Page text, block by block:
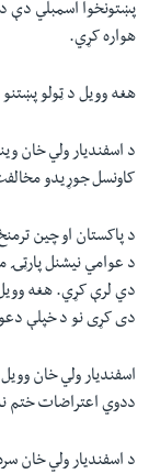
پښتونخوا اسمبلي دې
هواره کړي.
هغه وویل د ټولو
د اسفندیار ولي خان
کاونسل جوړیدو
د پاکستان او چین
د عوامي نیشنل
دي لرې کړي. هغه
دی کړی نو د خپلې
اسفندیار ولي خان وویل
ددوي اعتراضات ختم
د اسفندیار ولي خان